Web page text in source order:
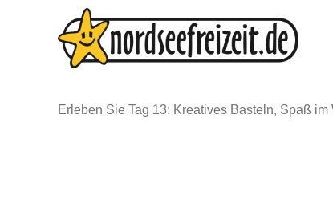
Erleben Sie Tag 13: Kreatives Basteln, Spaß